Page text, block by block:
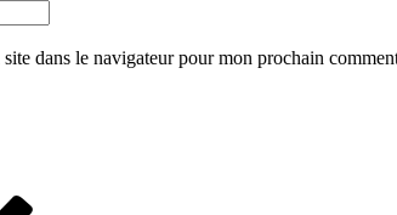
dans le navigateur pour mon prochain